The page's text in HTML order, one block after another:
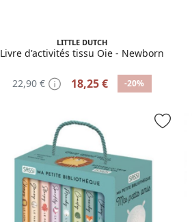
LITTLE DUTCH
Livre d'activités tissu Oie - Newborn
22,90 € 18,25 € -20%